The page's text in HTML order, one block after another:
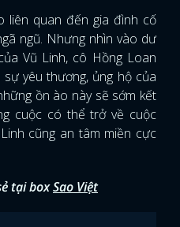
liên quan đến gia đình cố
ngũ. Nhưng nhìn vào dư
Vũ Linh, cô Hồng Loan
yêu thương, ủng hộ của
ồn ào này sẽ sớm kết
cuộc có thể trở về cuộc
cũng an tâm miền cực
tại boxSao Việt